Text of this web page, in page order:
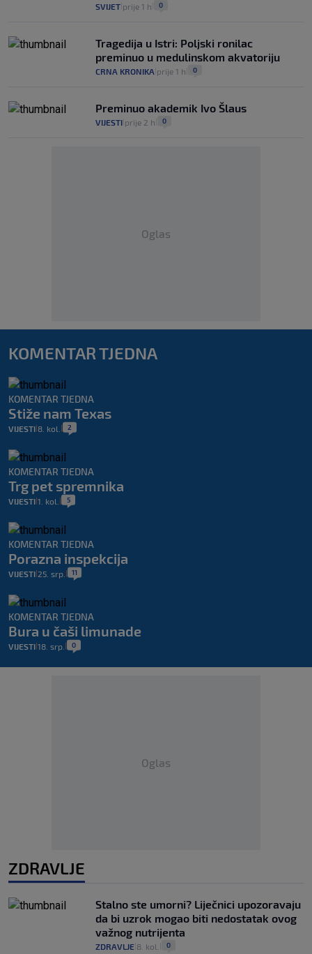
SVIJET prije 1 h 0
Tragedija u Istri: Poljski ronilac
preminuo u medulinskom akvatoriju
CRNA KRONIKA prije 1 h 0
Preminuo akademik Ivo Šlaus
VIJESTI prije 2 h 0
Oglas
KOMENTAR TJEDNA
KOMENTAR TJEDNA
Stiže nam Texas
VIJESTI 8. kol. 2
KOMENTAR TJEDNA
Trg pet spremnika
VIJESTI 1. kol. 5
KOMENTAR TJEDNA
Porazna inspekcija
VIJESTI 25. srp. 11
KOMENTAR TJEDNA
Bura u čaši limunade
VIJESTI 18. srp. 0
Oglas
ZDRAVLJE
Stalno ste umorni? Liječnici upozoravaju
da bi uzrok mogao biti nedostatak ovog
važnog nutrijenta
ZDRAVLJE 8. kol. 0